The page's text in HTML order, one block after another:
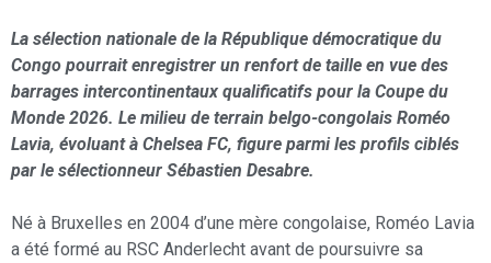
La sélection nationale de la République démocratique du
Congo pourrait enregistrer un renfort de taille en vue des
barrages intercontinentaux qualificatifs pour la Coupe du
Monde 2026. Le milieu de terrain belgo-congolais Roméo
Lavia, évoluant à Chelsea FC, figure parmi les profils ciblés
par le sélectionneur Sébastien Desabre.
Né à Bruxelles en 2004 d’une mère congolaise, Roméo Lavia
a été formé au RSC Anderlecht avant de poursuivre sa